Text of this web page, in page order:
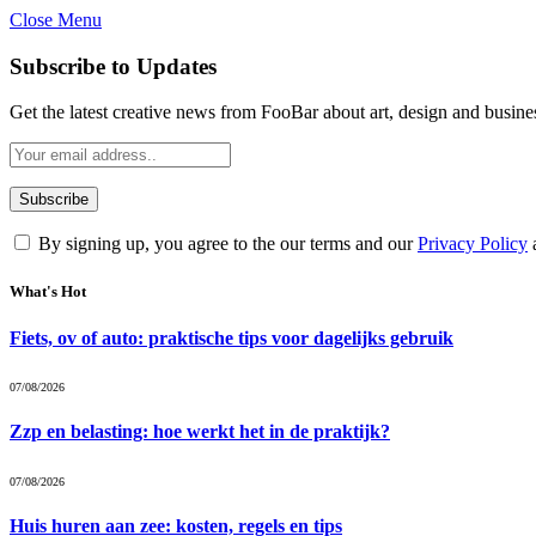
Close Menu
Subscribe to Updates
Get the latest creative news from FooBar about art, design and
By signing up, you agree to the our terms and ourPrivacy Policy
What's Hot
Fiets, ov of auto: praktische tips voor dagelijks gebruik
07/08/2026
Zzp en belasting: hoe werkt het in de praktijk?
07/08/2026
Huis huren aan zee: kosten, regels en tips